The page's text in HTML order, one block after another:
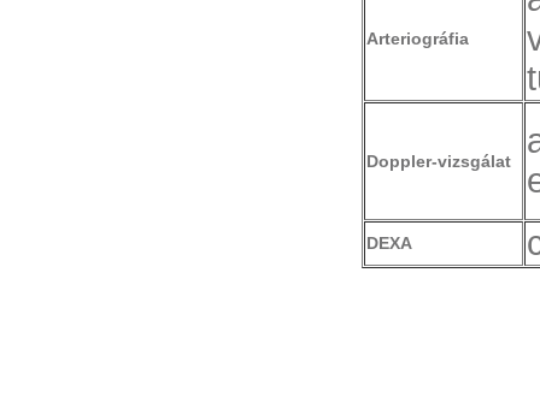
Arteriográfia
Doppler-vizsgálat
DEXA